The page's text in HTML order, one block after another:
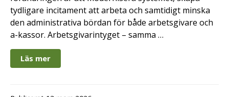
tydligare incitament att arbeta och samtidigt minska
den administrativa bördan för både arbetsgivare och
a-kassor. Arbetsgivarintyget – samma …
Läs mer